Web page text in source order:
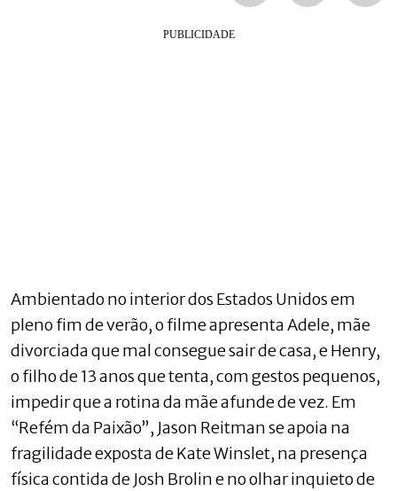
Ambientado no interior dos Estados Unidos em
pleno fim de verão, o filme apresenta Adele, mãe
divorciada que mal consegue sair de casa, e Henry,
o filho de 13 anos que tenta, com gestos pequenos,
impedir que a rotina da mãe afunde de vez. Em
“Refém da Paixão”, Jason Reitman se apoia na
fragilidade exposta de Kate Winslet, na presença
física contida de Josh Brolin e no olhar inquieto de